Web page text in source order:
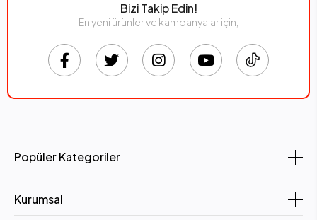
Bizi Takip Edin!
En yeni ürünler ve kampanyalar için,
Popüler Kategoriler
Kurumsal